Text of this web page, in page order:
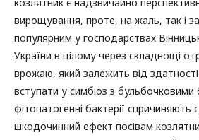
вирощування, проте, на жаль, так і
популярним у господарствах
України в цілому через складнощі
врожаю, який залежить від
вступати у симбіоз з бульбочковими
фітопатогенні бактерії спричиняють
шкодочинний ефект посівам